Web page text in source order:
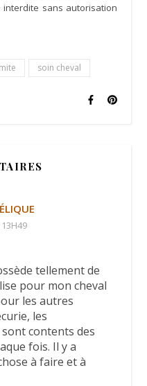
sans autorisation
soin cheval
13H49
tellement de
pour mon cheval
les autres
les
contents des
fois. Il y a
à faire et à